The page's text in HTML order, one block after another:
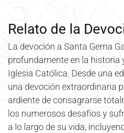
Relato de la
La devoción a Santa Gema
profundamente en la historia
Iglesia Católica. Desde una
una devoción extraordinaria
ardiente de consagrarse
los numerosos desafíos y
a lo largo de su vida,